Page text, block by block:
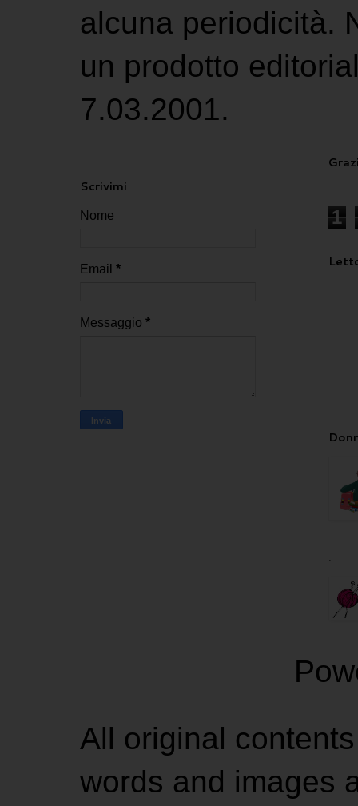
alcuna periodicità.
un prodotto
7.03.2001.
Scrivimi
Nome
Email *
Messaggio *
1
.
All original
words and images